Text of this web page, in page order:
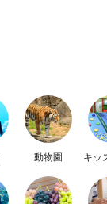
動物園 キッ